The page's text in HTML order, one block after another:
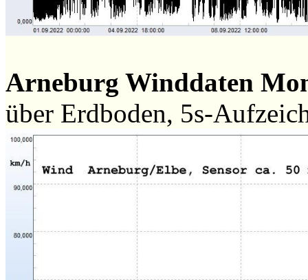
Arneburg Winddaten
über Erdboden, 5s-